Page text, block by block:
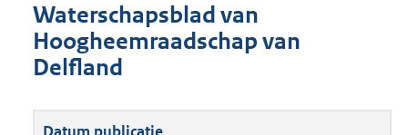
Waterschapsblad van
Hoogheemraadschap van
Delfland